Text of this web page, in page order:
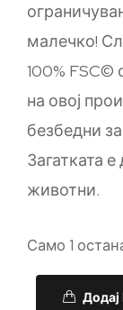
малечко!
100% FSC©
на овој
безбедни
Загатката
животни.
Само 1